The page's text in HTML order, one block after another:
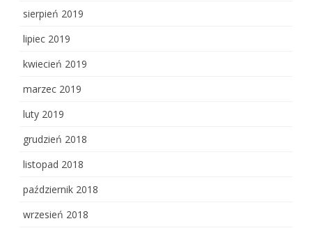
sierpień 2019
lipiec 2019
kwiecień 2019
marzec 2019
luty 2019
grudzień 2018
listopad 2018
październik 2018
wrzesień 2018